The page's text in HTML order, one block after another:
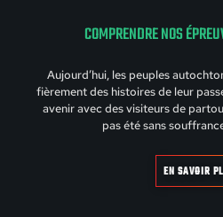
COMPRENDRE NOS
Aujourd’hui, les peuples
fièrement des histoires de leur
avenir avec des visiteurs de
pas été sans
EN SAVOIR